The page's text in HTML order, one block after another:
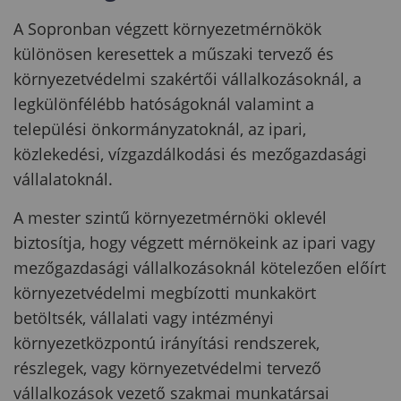
A Sopronban végzett környezetmérnökök
különösen keresettek a műszaki tervező és
környezetvédelmi szakértői vállalkozásoknál, a
legkülönfélébb hatóságoknál valamint a
települési önkormányzatoknál, az ipari,
közlekedési, vízgazdálkodási és mezőgazdasági
vállalatoknál.
A mester szintű környezetmérnöki oklevél
biztosítja, hogy végzett mérnökeink az ipari vagy
mezőgazdasági vállalkozásoknál kötelezően előírt
környezetvédelmi megbízotti munkakört
betöltsék, vállalati vagy intézményi
környezetközpontú irányítási rendszerek,
részlegek, vagy környezetvédelmi tervező
vállalkozások vezető szakmai munkatársai